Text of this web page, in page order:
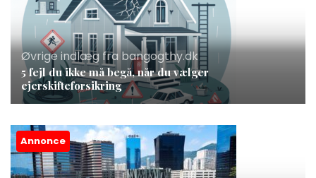
Øvrige indlæg fra bangogthy.dk
5 fejl du ikke må begå, når du vælger
ejerskifteforsikring
Annonce